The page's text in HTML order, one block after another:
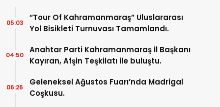
“Tour Of Kahramanmaraş” Uluslararası
Yol Bisikleti Turnuvası Tamamlandı.
05:03
Anahtar Parti Kahramanmaraş İl Başkanı
Kayıran, Afşin Teşkilatı ile buluştu.
04:50
Geleneksel Ağustos Fuarı’nda Madrigal
Coşkusu.
06:26